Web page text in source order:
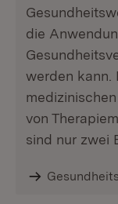
die
werden kann.
von
sind nur zwei